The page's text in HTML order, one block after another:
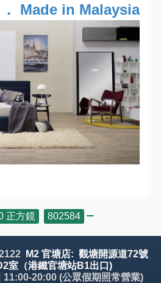
Made in Malaysia
正方鏡 802584
M2 官塘店: 觀塘開源道72號
室（港鐵官塘站B1出口)
11:00-20:00 (公眾假期照常營業)